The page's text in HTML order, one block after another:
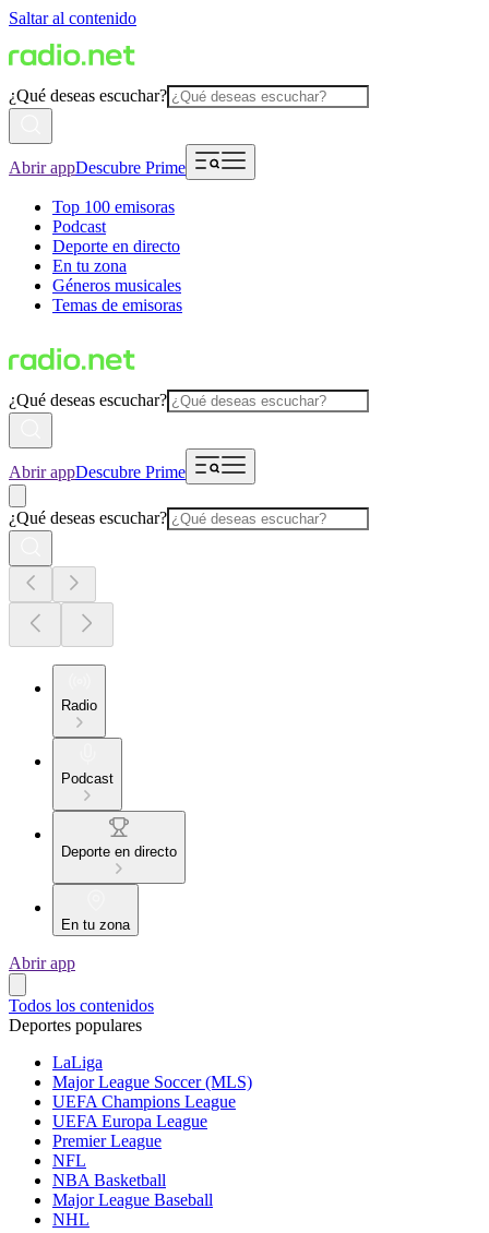
Saltar al contenido
¿Qué deseas escuchar?
Abrir appDescubre Prime
Top 100 emisoras
Podcast
Deporte en directo
En tu zona
Géneros musicales
Temas de emisoras
¿Qué deseas escuchar?
Abrir appDescubre Prime
¿Qué deseas escuchar?
Radio
Podcast
Deporte en directo
En tu zona
Abrir app
Todos los contenidos
Deportes populares
LaLiga
Major League Soccer (MLS)
UEFA Champions League
UEFA Europa League
Premier League
NFL
NBA Basketball
Major League Baseball
NHL